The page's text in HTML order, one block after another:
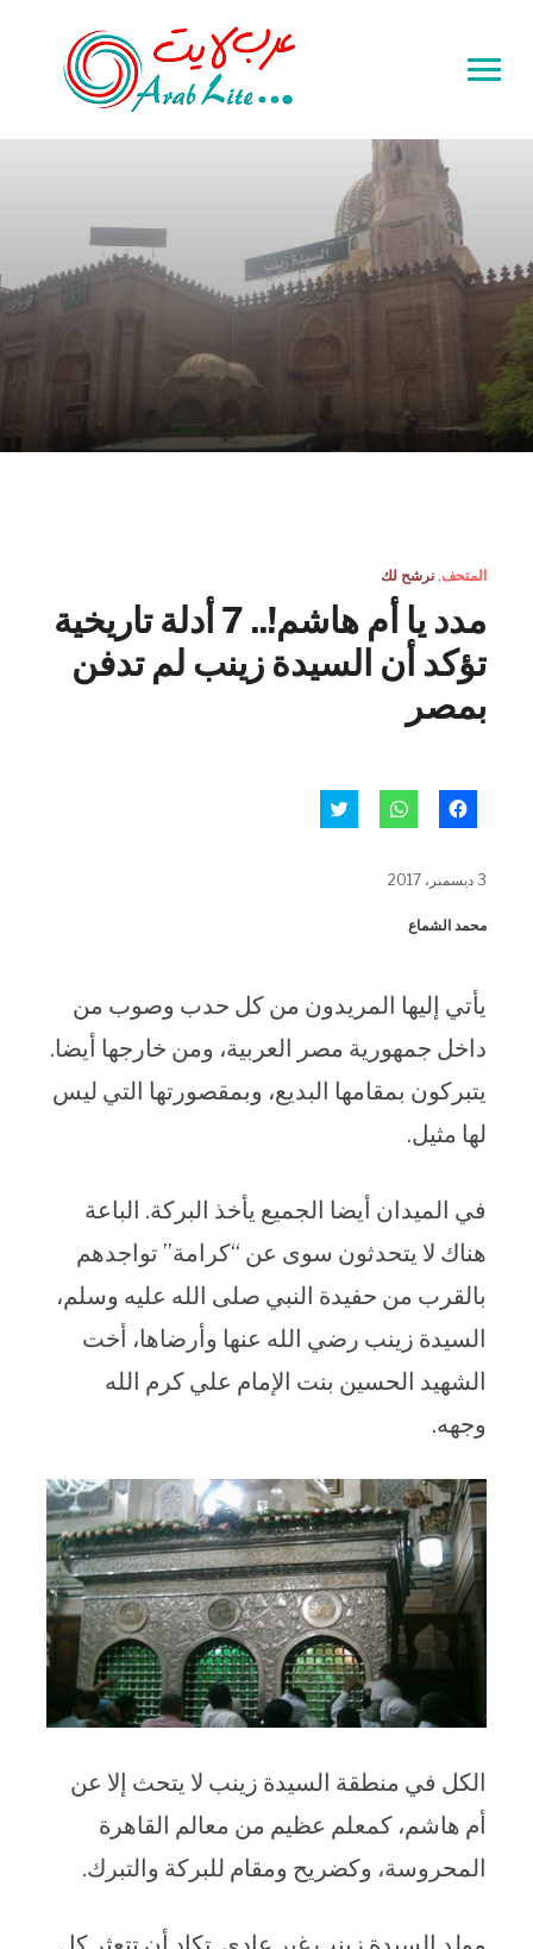
Toggle
navigation
المتحف, نرشح لك
مدد يا أم هاشم!.. 7 أدلة تاريخية
تؤكد أن السيدة زينب لم تدفن
بمصر
للمشاركة
في
جديدة)
للمشاركة
في 3 ديسمبر، 2017
محمد الشماع
يأتي إليها المريدون من كل حدب وصوب من
داخل جمهورية مصر العربية، ومن خارجها أيضا.
يتبركون بمقامها البديع، وبمقصورتها التي ليس
لها مثيل.
في الميدان أيضا الجميع يأخذ البركة. الباعة
هناك لا يتحدثون سوى عن “كرامة” تواجدهم
بالقرب من حفيدة النبي صلى الله عليه وسلم،
السيدة زينب رضي الله عنها وأرضاها، أخت
الشهيد الحسين بنت الإمام علي كرم الله
وجهه.
الكل في منطقة السيدة زينب لا يتحث إلا عن
أم هاشم، كمعلم عظيم من معالم القاهرة
المحروسة، وكضريح ومقام للبركة والتبرك.